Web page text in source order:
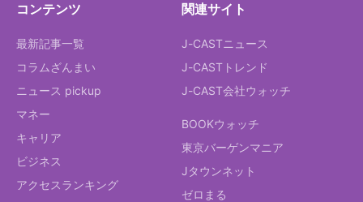
コンテンツ
最新記事一覧
コラムざんまい
ニュース pickup
マネー
キャリア
ビジネス
アクセスランキング
関連サイト
J-CASTニュース
J-CASTトレンド
J-CAST会社ウォッチ
BOOKウォッチ
東京バーゲンマニア
Jタウンネット
ゼロまる